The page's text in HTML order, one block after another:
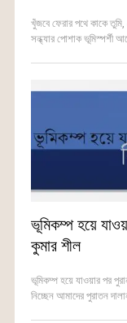
খুঁজবে ফেরার পথে কাকে
সন্ধ্যার পোশাক ভূমিস্পর্শী
ভূমিকম্প হয়ে
কুমার শীল
ভূমিকম্প হয়ে যাওয়ার পর
নিচ্ছেন আমাদের পুরাতন